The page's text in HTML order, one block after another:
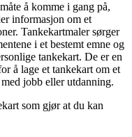
å komme i gang på,
informasjon om et
Tankekartmaler sørger
i et bestemt emne og
tankekart. De er en
å lage et tankekart om et
jobb eller utdanning.
som gjør at du kan